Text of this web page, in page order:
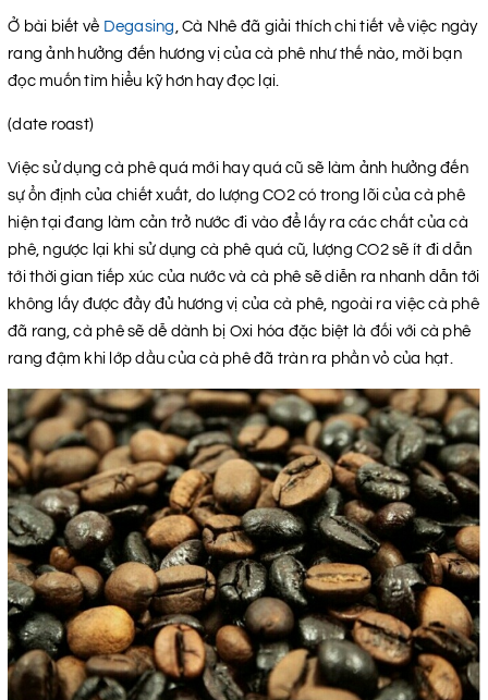
Ở bài biết về Degasing , Cà Nhê đã giải thích chi tiết về việc ngày
rang ảnh hưởng đến hương vị của cà phê như thế nào, mời bạn
đọc muốn tìm hiểu kỹ hơn hay đọc lại.
(date roast)
Việc sử dụng cà phê quá mới hay quá cũ sẽ làm ảnh hưởng đến
sự ổn định của chiết xuất, do lượng CO2 có trong lõi của cà phê
hiện tại đang làm cản trở nước đi vào để lấy ra các chất của cà
phê, ngược lại khi sử dụng cà phê quá cũ, lượng CO2 sẽ ít đi dẫn
tới thời gian tiếp xúc của nước và cà phê sẽ diễn ra nhanh dẫn tới
không lấy được đầy đủ hương vị của cà phê, ngoài ra việc cà phê
đã rang, cà phê sẽ dễ dành bị Oxi hóa đặc biệt là đối với cà phê
rang đậm khi lớp dầu của cà phê đã tràn ra phần vỏ của hạt.